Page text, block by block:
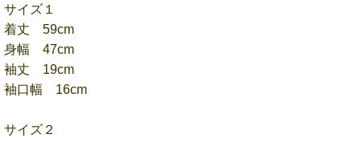
サイズ１
着丈 59cm
身幅 47cm
袖丈 19cm
袖口幅 16cm
サイズ２